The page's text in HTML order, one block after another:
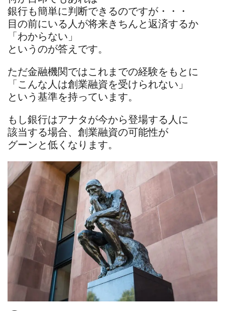
銀行も簡単に判断できるのですが・・・
目の前にいる人が将来きちんと返済するか
「わからない」
というのが答えです。
ただ金融機関ではこれまでの経験をもとに
「こんな人は創業融資を受けられない」
という基準を持っています。
もし銀行はアナタが今から登場する人に
該当する場合、創業融資の可能性が
グーンと低くなります。